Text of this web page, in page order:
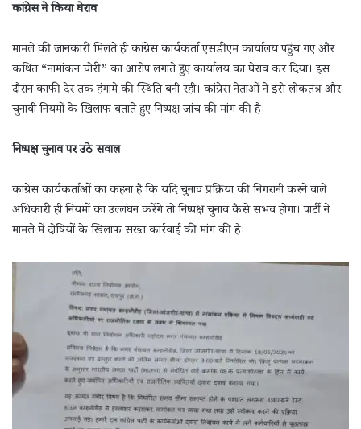
कांग्रेस ने किया घेराव
मामले की जानकारी मिलते ही कांग्रेस कार्यकर्ता एसडीएम कार्यालय पहुंच गए और
कथित “नामांकन चोरी” का आरोप लगाते हुए कार्यालय का घेराव कर दिया। इस
दौरान काफी देर तक हंगामे की स्थिति बनी रही। कांग्रेस नेताओं ने इसे लोकतंत्र और
चुनावी नियमों के खिलाफ बताते हुए निष्पक्ष जांच की मांग की है।
निष्पक्ष चुनाव पर उठे सवाल
कांग्रेस कार्यकर्ताओं का कहना है कि यदि चुनाव प्रक्रिया की निगरानी करने वाले
अधिकारी ही नियमों का उल्लंघन करेंगे तो निष्पक्ष चुनाव कैसे संभव होगा। पार्टी ने
मामले में दोषियों के खिलाफ सख्त कार्रवाई की मांग की है।